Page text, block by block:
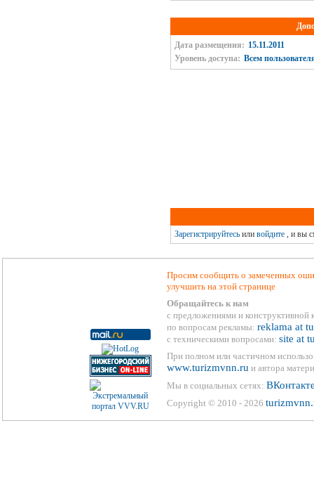
Дата размещения: 15.11.2011
Уровень доступа: Всем
Зарегистрируйтесьили войдите, и вы
Просим сообщить о замеченных
улучшить на этой странице
Обращайтесь к нам
с предложениями и конструктивной
по вопросам рекламы: reklama at
с техническими вопросами: site at
При полном или частичном
www.turizmvnn.ru и автора
Мы в социальных сетях:
Copyright © 2010 - 2026